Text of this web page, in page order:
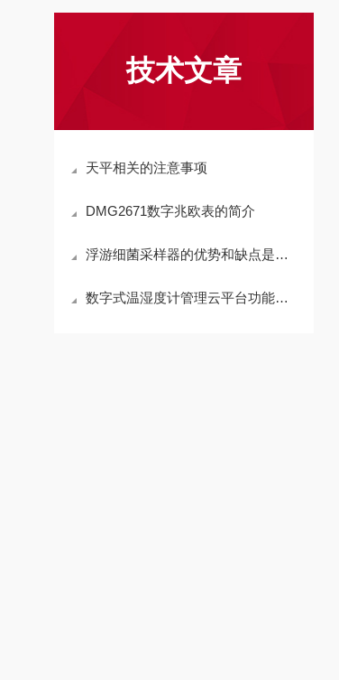
技术文章
天平相关的注意事项
DMG2671数字兆欧表的简介
浮游细菌采样器的优势和缺点是需要知晓的
数字式温湿度计管理云平台功能和应用